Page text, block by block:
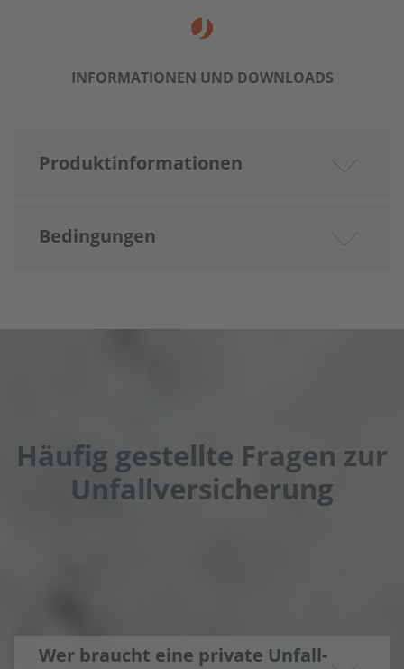
INFORMATIONEN UND DOWNLOADS
Produkt­informationen
Bedingungen
Häufig gestellte Fragen zur
Unfall­versicherung
Wer braucht eine private Unfall­